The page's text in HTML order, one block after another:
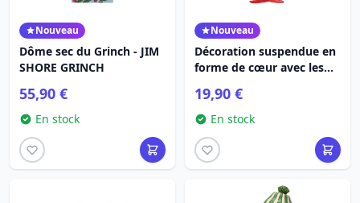
Nouveau
Dôme sec du Grinch - JIM
SHORE GRINCH
55,90 €
En stock
Nouveau
Décoration suspendue en
forme de cœur avec les
SHORE GRINCH
19,90 €
En stock